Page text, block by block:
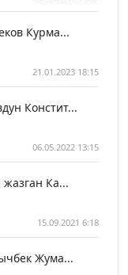
Курма...
21.01.2023 18:15
Констит...
06.05.2022 13:15
Ка...
15.09.2021 6:18
Жума...